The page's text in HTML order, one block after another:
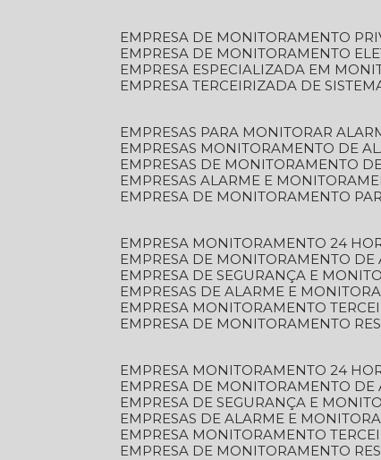
EMPRESA DE MONITORAMENTO
EMPRESA DE MONITORAMENTO
EMPRESA ESPECIALIZADA EM
EMPRESA TERCEIRIZADA DE
EMPRESAS PARA MONITORAR
EMPRESAS MONITORAMENTO DE
EMPRESAS DE MONITORAMENTO
EMPRESAS ALARME E
EMPRESA DE MONITORAMENTO
EMPRESA MONITORAMENTO 24
EMPRESA DE MONITORAMENTO
EMPRESA DE SEGURANÇA E
EMPRESAS DE ALARME E
EMPRESA MONITORAMENTO
EMPRESA DE MONITORAMENTO
EMPRESA MONITORAMENTO 24
EMPRESA DE MONITORAMENTO
EMPRESA DE SEGURANÇA E
EMPRESAS DE ALARME E
EMPRESA MONITORAMENTO
EMPRESA DE MONITORAMENTO